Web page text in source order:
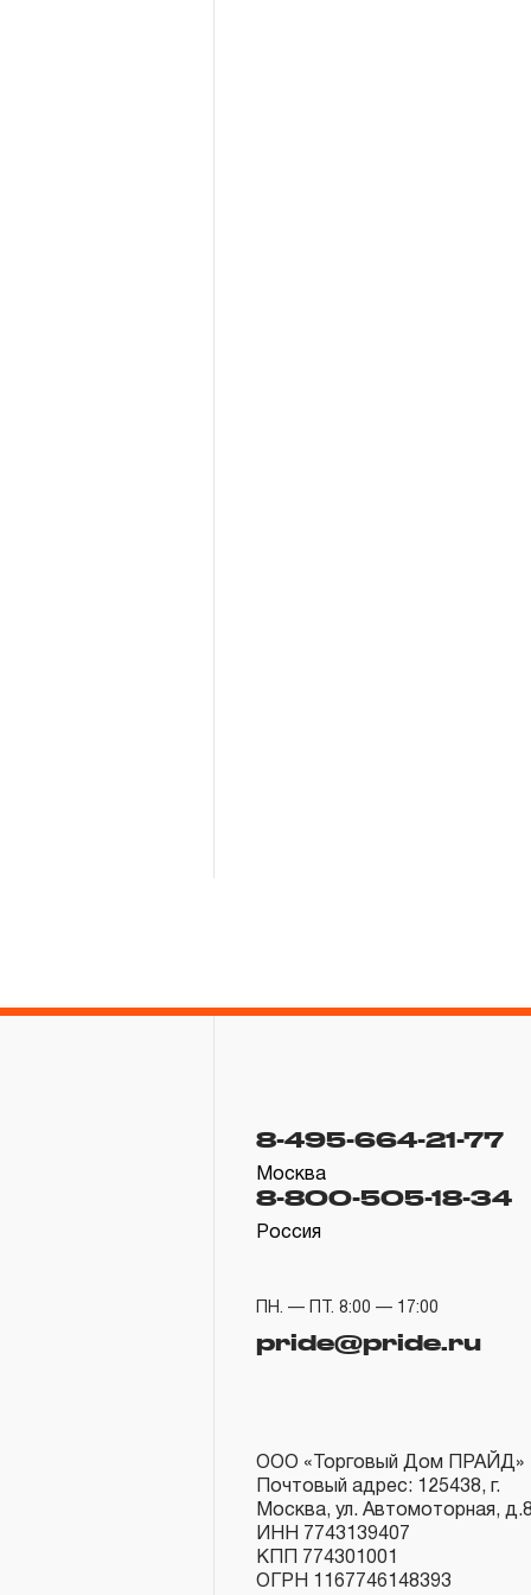
8-495-664-21-77
Москва
8-800-505-18-34
Россия
ПН. — ПТ. 8:00 — 17:00
pride@pride.ru
ООО «Торговый Дом ПРАЙД»
Почтовый адрес: 125438, г.
Москва, ул. Автомоторная,
ИНН 7743139407
КПП 774301001
ОГРН 1167746148393